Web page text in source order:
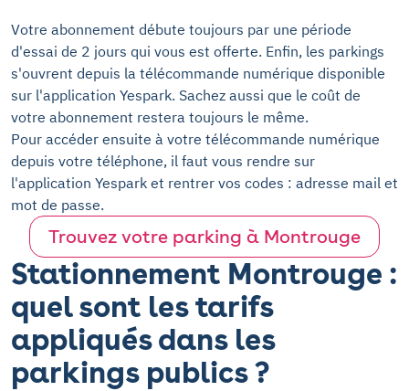
Votre abonnement débute toujours par une période
d'essai de 2 jours qui vous est offerte. Enfin, les parkings
s'ouvrent depuis la télécommande numérique disponible
sur l'application Yespark. Sachez aussi que le coût de
votre abonnement restera toujours le même.
Pour accéder ensuite à votre télécommande numérique
depuis votre téléphone, il faut vous rendre sur
l'application Yespark et rentrer vos codes : adresse mail et
mot de passe.
Trouvez votre parking à Montrouge
Stationnement Montrouge :
quel sont les tarifs
appliqués dans les
parkings publics ?